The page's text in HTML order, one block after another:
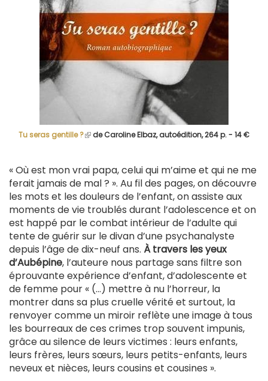
Tu seras gentille ?(le de Caroline Elbaz, autoédition, 264 p. - 14 €
« Où est mon vrai papa, celui qui m’aime et qui ne me
ferait jamais de mal ? ». Au fil des pages, on découvre
les mots et les douleurs de l’enfant, on assiste aux
moments de vie troublés durant l’adolescence et on
est happé par le combat intérieur de l’adulte qui
tente de guérir sur le divan d’une psychanalyste
depuis l’âge de dix-neuf ans. À travers les yeux
d’Aubépine, l’auteure nous partage sans filtre son
éprouvante expérience d’enfant, d’adolescente et
de femme pour « (...) mettre à nu l’horreur, la
montrer dans sa plus cruelle vérité et surtout, la
renvoyer comme un miroir reflète une image à tous
les bourreaux de ces crimes trop souvent impunis,
grâce au silence de leurs victimes : leurs enfants,
leurs frères, leurs sœurs, leurs petits-enfants, leurs
neveux et nièces, leurs cousins et cousines ».